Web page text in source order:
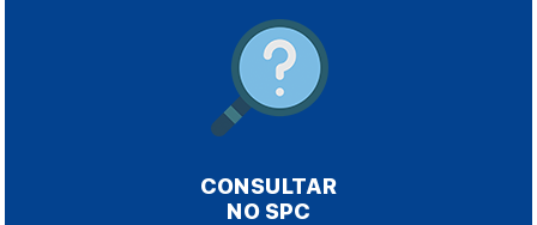
CONSULTAR
NO SPC